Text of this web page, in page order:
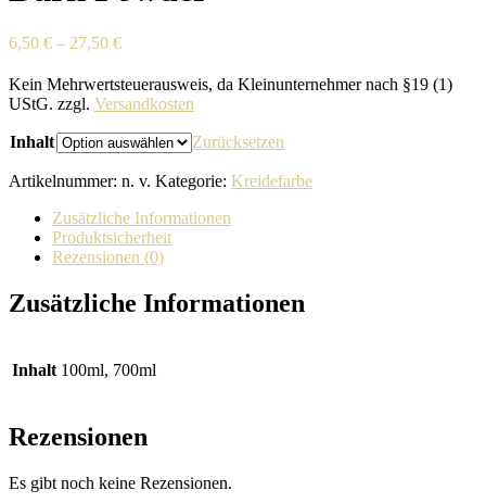
6,50 € – 27,50 €
Kein Mehrwertsteuerausweis, da Kleinunternehmer nach §19 (1)
UStG. zzgl. Versandkosten
Inhalt Zurücksetzen
Artikelnummer: n. v. Kategorie: Kreidefarbe
Zusätzliche Informationen
Produktsicherheit
Rezensionen (0)
Zusätzliche Informationen
Inhalt 100ml, 700ml
Rezensionen
Es gibt noch keine Rezensionen.